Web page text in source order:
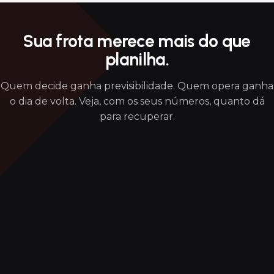
Sua frota merece mais do que
planilha.
Quem decide ganha previsibilidade. Quem opera ganha
o dia de volta. Veja, com os seus números, quanto dá
para recuperar.